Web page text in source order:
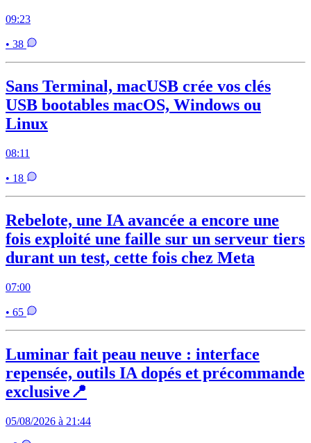
09:23
• 38
Sans Terminal, macUSB crée vos clés
USB bootables macOS, Windows ou
Linux
08:11
• 18
Rebelote, une IA avancée a encore une
fois exploité une faille sur un serveur tiers
durant un test, cette fois chez Meta
07:00
• 65
Luminar fait peau neuve : interface
repensée, outils IA dopés et précommande
exclusive📍
05/08/2026 à 21:44